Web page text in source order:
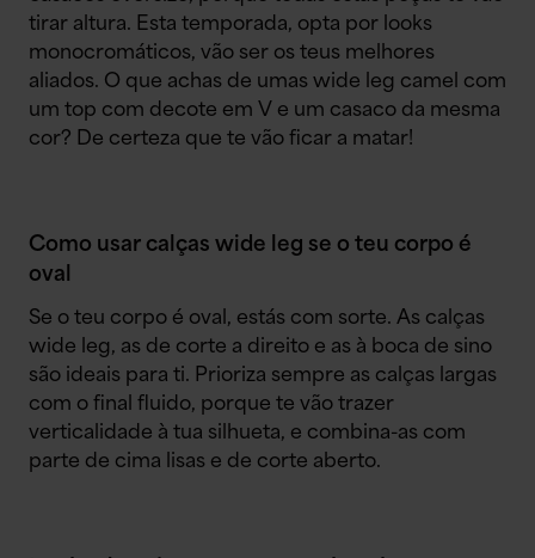
tirar altura. Esta temporada, opta por looks
monocromáticos, vão ser os teus melhores
aliados. O que achas de umas wide leg camel com
um top com decote em V e um casaco da mesma
cor? De certeza que te vão ficar a matar!
Como usar calças wide leg se o teu corpo é
oval
Se o teu corpo é oval, estás com sorte. As calças
wide leg, as de corte a direito e as à boca de sino
são ideais para ti. Prioriza sempre as calças largas
com o final fluido, porque te vão trazer
verticalidade à tua silhueta, e combina-as com
parte de cima lisas e de corte aberto.